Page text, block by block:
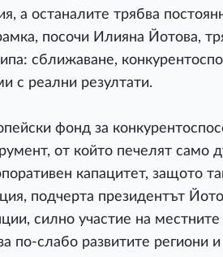
а останалите трябва
посочи Илияна Йотова,
сближаване,
с реални резултати.
фонд за
от който печелят само
капацитет, защото
подчерта президентът
силно участие на местните
по-слабо развитите региони